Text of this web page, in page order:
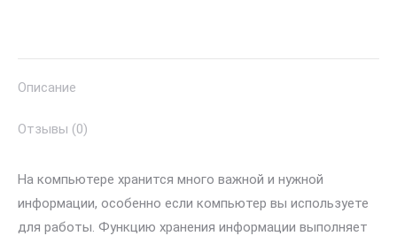
Описание
Отзывы (0)
На компьютере хранится много важной и нужной
информации, особенно если компьютер вы используете
для работы. Функцию хранения информации выполняет